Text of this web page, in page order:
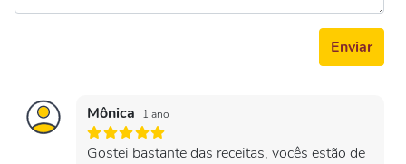
Enviar
Mônica 1 ano
Gostei bastante das receitas, vocês estão de